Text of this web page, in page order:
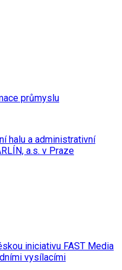
průmyslu
halu a administrativní
a.s. v Praze
iniciativu FAST Media
vysílacími